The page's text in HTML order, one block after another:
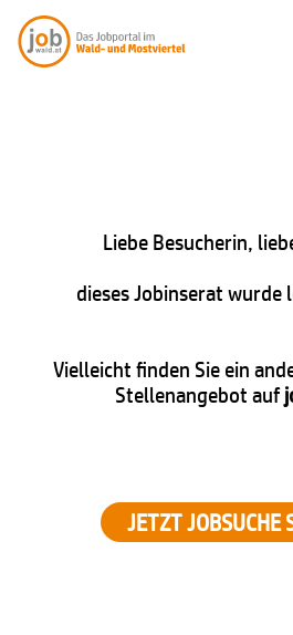
Liebe Besucherin,
dieses Jobinserat wurde
Vielleicht finden Sie ein
Stellenangebot auf
JETZT JOBSUCHE